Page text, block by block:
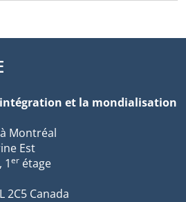
et la mondialisation
Montréal
Est
1er étage
2C5 Canada